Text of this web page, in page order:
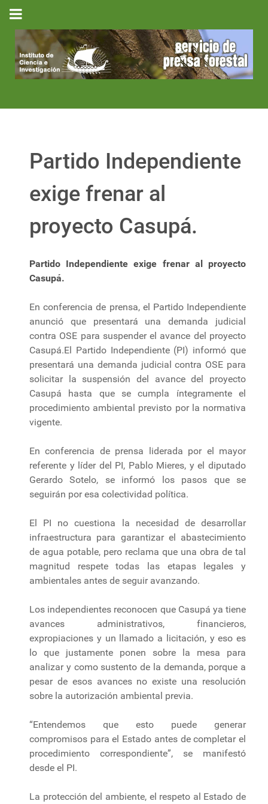
Partido Independiente
exige frenar al
proyecto Casupá.
Partido Independiente exige frenar al proyecto
Casupá.
En conferencia de prensa, el Partido Independiente
anunció que presentará una demanda judicial
contra OSE para suspender el avance del proyecto
Casupá.El Partido Independiente (PI) informó que
presentará una demanda judicial contra OSE para
solicitar la suspensión del avance del proyecto
Casupá hasta que se cumpla íntegramente el
procedimiento ambiental previsto por la normativa
vigente.
En conferencia de prensa liderada por el mayor
referente y líder del PI, Pablo Mieres, y el diputado
Gerardo Sotelo, se informó los pasos que se
seguirán por esa colectividad política.
El PI no cuestiona la necesidad de desarrollar
infraestructura para garantizar el abastecimiento
de agua potable, pero reclama que una obra de tal
magnitud respete todas las etapas legales y
ambientales antes de seguir avanzando.
Los independientes reconocen que Casupá ya tiene
avances administrativos, financieros,
expropiaciones y un llamado a licitación, y eso es
lo que justamente ponen sobre la mesa para
analizar y como sustento de la demanda, porque a
pesar de esos avances no existe una resolución
sobre la autorización ambiental previa.
“Entendemos que esto puede generar
compromisos para el Estado antes de completar el
procedimiento correspondiente”, se manifestó
desde el PI.
La protección del ambiente, el respeto al Estado de